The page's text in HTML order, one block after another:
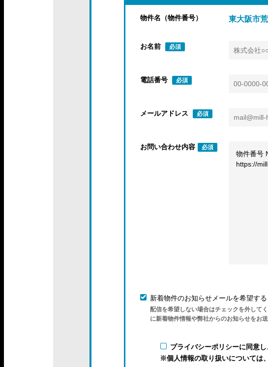
物件名（物件番号） 東大阪市
お名前 必須
電話番号 必須
メールアドレス 必須
お問い合わせ内容 必須
新着物件のお知らせメールを希望する
配信を希望しない場合はチェックを外して
に新着物件情報や弊社からのお知らせをお
プライバシーポリシーに同意
※個人情報の取り扱いについては、